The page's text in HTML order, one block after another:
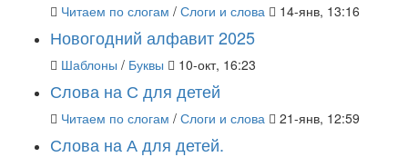
Читаем по слогам / Слоги и слова 14-янв, 13:16
Новогодний алфавит 2025
Шаблоны / Буквы 10-окт, 16:23
Слова на С для детей
Читаем по слогам / Слоги и слова 21-янв, 12:59
Слова на А для детей.